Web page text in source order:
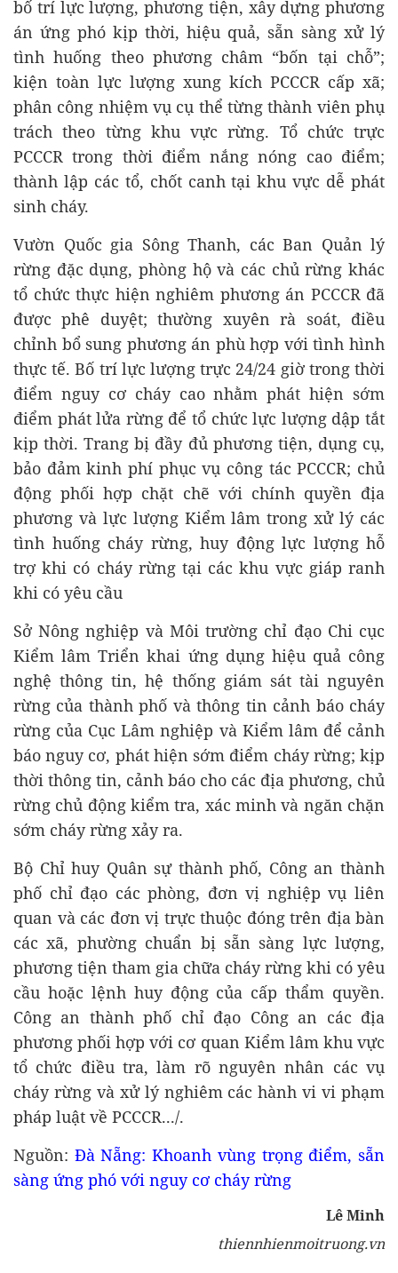
bố trí lực lượng, phương tiện, xây dựng phương
án ứng phó kịp thời, hiệu quả, sẵn sàng xử lý
tình huống theo phương châm “bốn tại chỗ”;
kiện toàn lực lượng xung kích PCCCR cấp xã;
phân công nhiệm vụ cụ thể từng thành viên phụ
trách theo từng khu vực rừng. Tổ chức trực
PCCCR trong thời điểm nắng nóng cao điểm;
thành lập các tổ, chốt canh tại khu vực dễ phát
sinh cháy.
Vườn Quốc gia Sông Thanh, các Ban Quản lý
rừng đặc dụng, phòng hộ và các chủ rừng khác
tổ chức thực hiện nghiêm phương án PCCCR đã
được phê duyệt; thường xuyên rà soát, điều
chỉnh bổ sung phương án phù hợp với tình hình
thực tế. Bố trí lực lượng trực 24/24 giờ trong thời
điểm nguy cơ cháy cao nhằm phát hiện sớm
điểm phát lửa rừng để tổ chức lực lượng dập tắt
kịp thời. Trang bị đầy đủ phương tiện, dụng cụ,
bảo đảm kinh phí phục vụ công tác PCCCR; chủ
động phối hợp chặt chẽ với chính quyền địa
phương và lực lượng Kiểm lâm trong xử lý các
tình huống cháy rừng, huy động lực lượng hỗ
trợ khi có cháy rừng tại các khu vực giáp ranh
khi có yêu cầu
Sở Nông nghiệp và Môi trường chỉ đạo Chi cục
Kiểm lâm Triển khai ứng dụng hiệu quả công
nghệ thông tin, hệ thống giám sát tài nguyên
rừng của thành phố và thông tin cảnh báo cháy
rừng của Cục Lâm nghiệp và Kiểm lâm để cảnh
báo nguy cơ, phát hiện sớm điểm cháy rừng; kịp
thời thông tin, cảnh báo cho các địa phương, chủ
rừng chủ động kiểm tra, xác minh và ngăn chặn
sớm cháy rừng xảy ra.
Bộ Chỉ huy Quân sự thành phố, Công an thành
phố chỉ đạo các phòng, đơn vị nghiệp vụ liên
quan và các đơn vị trực thuộc đóng trên địa bàn
các xã, phường chuẩn bị sẵn sàng lực lượng,
phương tiện tham gia chữa cháy rừng khi có yêu
cầu hoặc lệnh huy động của cấp thẩm quyền.
Công an thành phố chỉ đạo Công an các địa
phương phối hợp với cơ quan Kiểm lâm khu vực
tổ chức điều tra, làm rõ nguyên nhân các vụ
cháy rừng và xử lý nghiêm các hành vi vi phạm
pháp luật về PCCCR.../.
Nguồn: Đà Nẵng: Khoanh vùng trọng điểm, sẵn
sàng ứng phó với nguy cơ cháy rừng
Lê Minh
thiennhienmoitruong.vn